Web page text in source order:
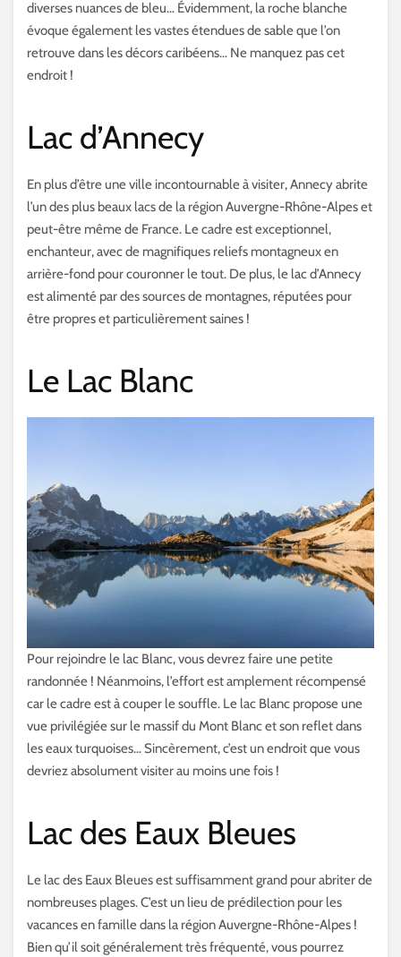
diverses nuances de bleu… Évidemment, la roche blanche
évoque également les vastes étendues de sable que l’on
retrouve dans les décors caribéens… Ne manquez pas cet
endroit !
Lac d’Annecy
En plus d’être une ville incontournable à visiter, Annecy abrite
l’un des plus beaux lacs de la région Auvergne-Rhône-Alpes et
peut-être même de France. Le cadre est exceptionnel,
enchanteur, avec de magnifiques reliefs montagneux en
arrière-fond pour couronner le tout. De plus, le lac d’Annecy
est alimenté par des sources de montagnes, réputées pour
être propres et particulièrement saines !
Le Lac Blanc
Pour rejoindre le lac Blanc, vous devrez faire une petite
randonnée ! Néanmoins, l’effort est amplement récompensé
car le cadre est à couper le souffle. Le lac Blanc propose une
vue privilégiée sur le massif du Mont Blanc et son reflet dans
les eaux turquoises… Sincèrement, c’est un endroit que vous
devriez absolument visiter au moins une fois !
Lac des Eaux Bleues
Le lac des Eaux Bleues est suffisamment grand pour abriter de
nombreuses plages. C’est un lieu de prédilection pour les
vacances en famille dans la région Auvergne-Rhône-Alpes !
Bien qu’il soit généralement très fréquenté, vous pourrez